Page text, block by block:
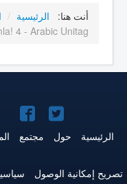
أنت هنا: الرئيسية /
4 - Arabic Unitag
علىعلى
بوك
الرئيسية حول مجتمع
تصريح إمكانية الوصول